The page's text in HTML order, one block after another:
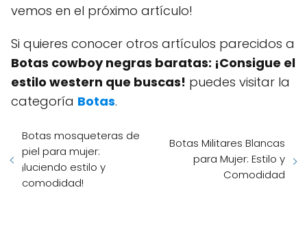
vemos en el próximo artículo!
Si quieres conocer otros artículos parecidos a
Botas cowboy negras baratas: ¡Consigue el
estilo western que buscas! puedes visitar la
categoría Botas.
Botas mosqueteras de
piel para mujer:
¡luciendo estilo y
comodidad!
Botas Militares Blancas
para Mujer: Estilo y
Comodidad